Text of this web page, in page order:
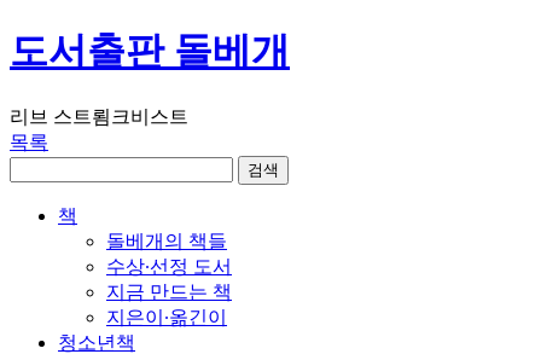
도서출판 돌베개
리브 스트룀크비스트
목록
책
돌베개의 책들
수상∙선정 도서
지금 만드는 책
지은이∙옮긴이
청소년책